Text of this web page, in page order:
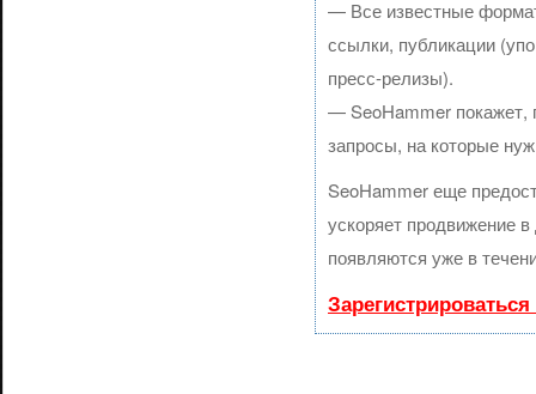
— Все известные
ссылки, публикации
пресс-релизы).
— SeoHammer покажет,
запросы, на которые
SeoHammer еще
ускоряет продвижение
появляются уже в